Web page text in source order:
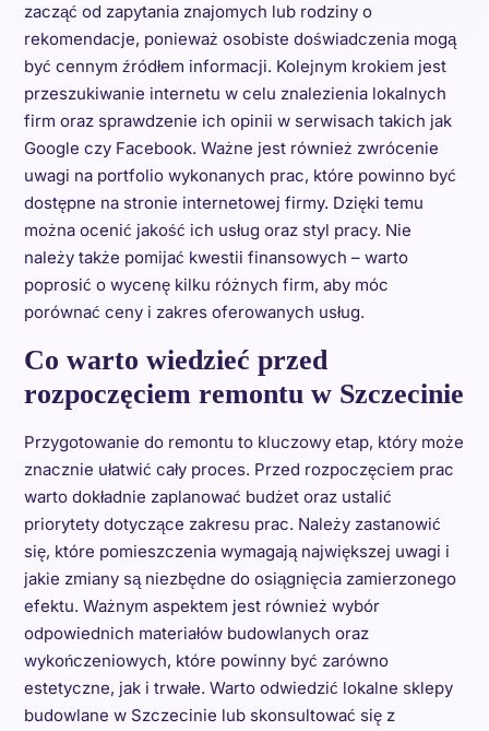
zacząć od zapytania znajomych lub rodziny o
rekomendacje, ponieważ osobiste doświadczenia mogą
być cennym źródłem informacji. Kolejnym krokiem jest
przeszukiwanie internetu w celu znalezienia lokalnych
firm oraz sprawdzenie ich opinii w serwisach takich jak
Google czy Facebook. Ważne jest również zwrócenie
uwagi na portfolio wykonanych prac, które powinno być
dostępne na stronie internetowej firmy. Dzięki temu
można ocenić jakość ich usług oraz styl pracy. Nie
należy także pomijać kwestii finansowych – warto
poprosić o wycenę kilku różnych firm, aby móc
porównać ceny i zakres oferowanych usług.
Co warto wiedzieć przed
rozpoczęciem remontu w Szczecinie
Przygotowanie do remontu to kluczowy etap, który może
znacznie ułatwić cały proces. Przed rozpoczęciem prac
warto dokładnie zaplanować budżet oraz ustalić
priorytety dotyczące zakresu prac. Należy zastanowić
się, które pomieszczenia wymagają największej uwagi i
jakie zmiany są niezbędne do osiągnięcia zamierzonego
efektu. Ważnym aspektem jest również wybór
odpowiednich materiałów budowlanych oraz
wykończeniowych, które powinny być zarówno
estetyczne, jak i trwałe. Warto odwiedzić lokalne sklepy
budowlane w Szczecinie lub skonsultować się z